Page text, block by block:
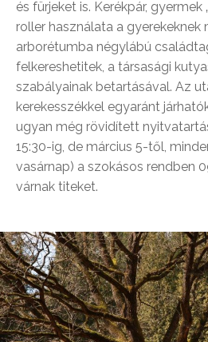
és fürjeket is. Kerékpár, gyermek
roller használata a gyerekeknek
arborétumba négylábú
felkereshetitek, a társasági
szabályainak betartásával. Az
kerekesszékkel egyaránt
ugyan még rövidített
15:30-ig, de március 5-től,
vasárnap) a szokásos rendben
várnak titeket.